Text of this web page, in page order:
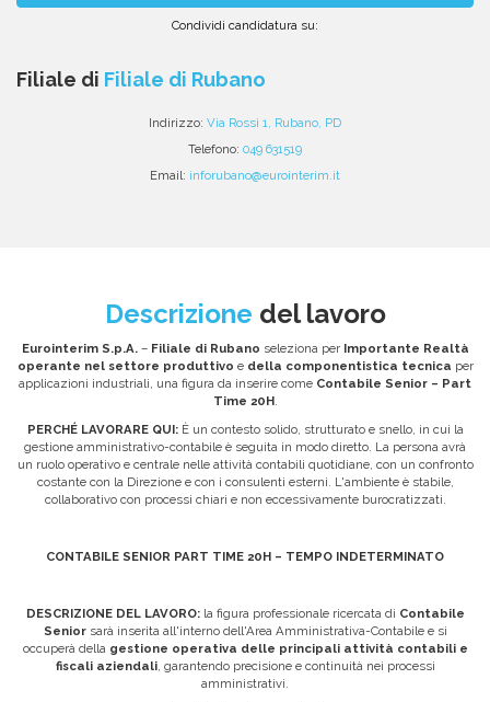
Condividi candidatura su:
email
Facebook
Twitter
Linkedin
WhatsApp
Filiale di Filiale di Rubano
Indirizzo: Via Rossi 1, Rubano, PD
Telefono: 049 631519
Email: inforubano@eurointerim.it
Descrizione del lavoro
Eurointerim S.p.A.– Filiale di Rubano seleziona perImportante Realtà
operante nel settore produttivo e della componentistica tecnica per
applicazioni industriali, una figura da inserire come Contabile Senior – Part
Time 20H.
PERCHÉ LAVORARE QUI: È un contesto solido, strutturato e snello, in cui la
gestione amministrativo-contabile è seguita in modo diretto. La persona avrà
un ruolo operativo e centrale nelle attività contabili quotidiane, con un confronto
costante con la Direzione e con i consulenti esterni. L'ambiente è stabile,
collaborativo con processi chiari e non eccessivamente burocratizzati.
CONTABILE SENIOR PART TIME 20H – TEMPO INDETERMINATO
DESCRIZIONE DEL LAVORO:la figura professionale ricercata di Contabile
Senior sarà inserita all'interno dell'Area Amministrativa-Contabile e si
occuperà della gestione operativa delle principali attività contabili e
fiscali aziendali, garantendo precisione e continuità nei processi
amministrativi.